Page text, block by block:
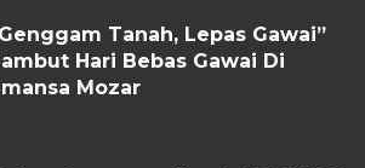
Tanah, Lepas Gawai”
Hari Bebas Gawai Di
Mozar